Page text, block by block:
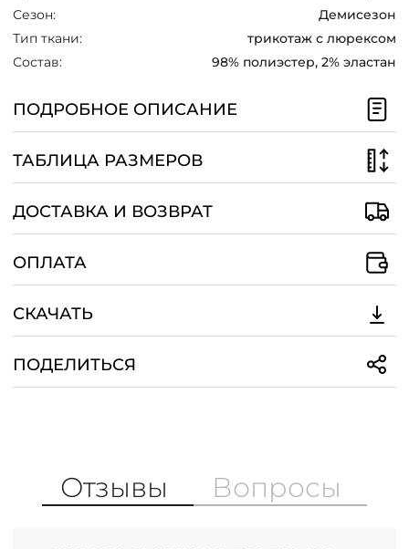
Сезон:
Демисезон
Тип ткани:
трикотаж с люрексом
Состав:
98% полиэстер, 2% эластан
ПОДРОБНОЕ ОПИСАНИЕ
ТАБЛИЦА РАЗМЕРОВ
ДОСТАВКА И ВОЗВРАТ
ОПЛАТА
СКАЧАТЬ
ПОДЕЛИТЬСЯ
Отзывы Вопросы